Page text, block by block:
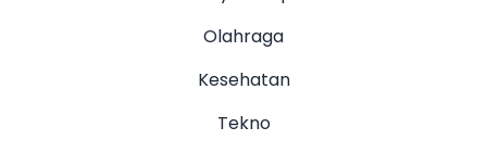
Olahraga
Kesehatan
Tekno